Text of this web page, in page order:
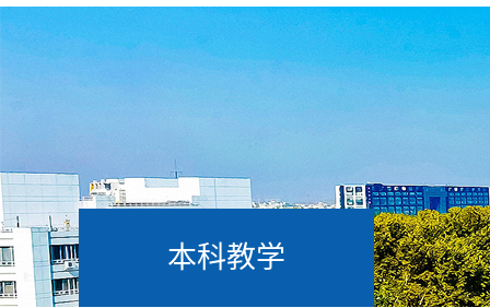
本科教学